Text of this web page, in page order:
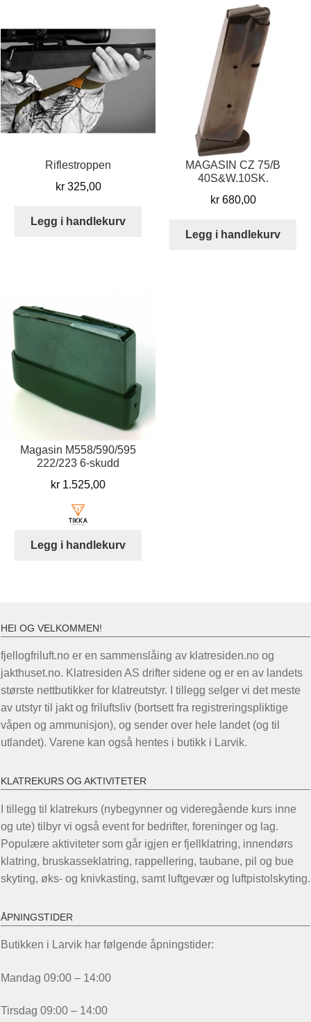
Riflestroppen
kr325,00
Legg i handlekurv
MAGASIN CZ 75/B
40S&W.10SK.
kr680,00
Legg i handlekurv
Magasin M558/590/595
222/223 6-skudd
kr 1.525,00
Legg i handlekurv
HEI OG VELKOMMEN!
fjellogfriluft.no er en sammenslåing av klatresiden.no og
jakthuset.no. Klatresiden AS drifter sidene og er en av landets
største nettbutikker for klatreutstyr. I tillegg selger vi det meste
av utstyr til jakt og friluftsliv (bortsett fra registreringspliktige
våpen og ammunisjon), og sender over hele landet (og til
utlandet). Varene kan også hentes i butikk i Larvik.
KLATREKURS OG AKTIVITETER
I tillegg til klatrekurs (nybegynner og videregående kurs inne
og ute) tilbyr vi også event for bedrifter, foreninger og lag.
Populære aktiviteter som går igjen er fjellklatring, innendørs
klatring, bruskasseklatring, rappellering, taubane, pil og bue
skyting, øks- og knivkasting, samt luftgevær og luftpistolskyting.
ÅPNINGSTIDER
Butikken i Larvik har følgende åpningstider:
Mandag 09:00 – 14:00
Tirsdag 09:00 – 14:00